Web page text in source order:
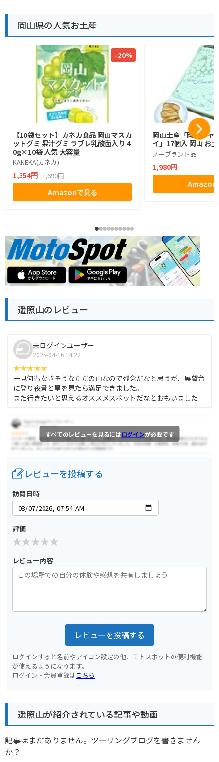
岡山県の人気お土産
-20%
【10袋セット】カネカ食品 岡山マスカ
ットグミ 果汁グミ ラブレ乳酸菌入り 4
0g×10袋 人気 大容量
KANEKA(カネカ)
1,354円 1,690円
Amazonで見る
岡山土産「岡山シャ
イ」17個入 岡山 お
ノーブランド品
1,980円
Amazon
遥照山のレビュー
未ログインユーザー
2026-04-16 14:22
一見何もなさそうなただの山なので残念だなと思うが、展望台
に登り夜景と星を見たら満足できました。
また行きたいと思えるオススメスポットだなとおもいました
すべてのレビューを見るにはログインが必要です
レビューを投稿する
訪問日時
評価
レビュー内容
レビューを投稿する
ログインすると名前やアイコン設定の他、モトスポットの便利機能
が使えるようになります。
ログイン・会員登録はこちら
遥照山が紹介されている記事や動画
記事はまだありません。ツーリングブログを書きません
か？